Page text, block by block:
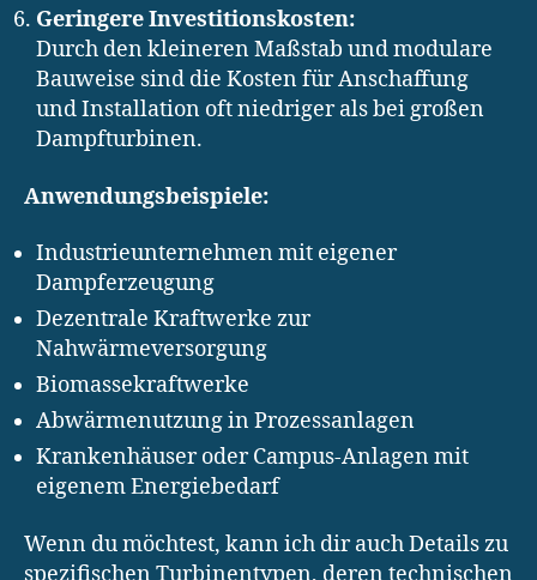
Geringere Investitionskosten:
Durch den kleineren Maßstab und modulare
Bauweise sind die Kosten für Anschaffung
und Installation oft niedriger als bei großen
Dampfturbinen.
Anwendungsbeispiele:
Industrieunternehmen mit eigener
Dampferzeugung
Dezentrale Kraftwerke zur
Nahwärmeversorgung
Biomassekraftwerke
Abwärmenutzung in Prozessanlagen
Krankenhäuser oder Campus-Anlagen mit
eigenem Energiebedarf
Wenn du möchtest, kann ich dir auch Details zu
spezifischen Turbinentypen, deren technischen